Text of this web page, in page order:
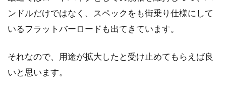
ンドルだけではなく、スペックをも街乗り仕様にして
いるフラットバーロードも出てきています。
それなので、用途が拡大したと受け止めてもらえば良
いと思います。